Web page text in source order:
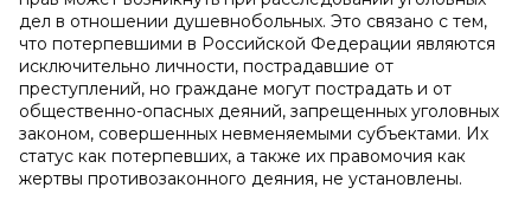
дел в отношении душевнобольных. Это связано с тем,
что потерпевшими в Российской Федерации являются
исключительно личности, пострадавшие от
преступлений, но граждане могут пострадать и от
общественно-опасных деяний, запрещенных уголовных
законом, совершенных невменяемыми субъектами. Их
статус как потерпевших, а также их правомочия как
жертвы противозаконного деяния, не установлены.